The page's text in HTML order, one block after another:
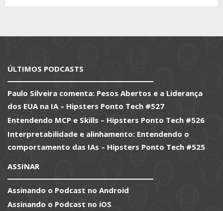
ÚLTIMOS PODCASTS
Paulo Silveira comenta: Pesos Abertos e a Liderança
dos EUA na IA – Hipsters Ponto Tech #527
Entendendo MCP e Skills – Hipsters Ponto Tech #526
Interpretabilidade e alinhamento: Entendendo o
comportamento das IAs – Hipsters Ponto Tech #525
ASSINAR
Assinando o Podcast no Android
Assinando o Podcast no iOS